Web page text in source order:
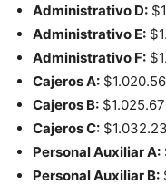
Administrativo D:
Administrativo E:
Administrativo F:
Cajeros A:
Cajeros B:
Cajeros C:
Personal Auxiliar A:
Personal Auxiliar B: